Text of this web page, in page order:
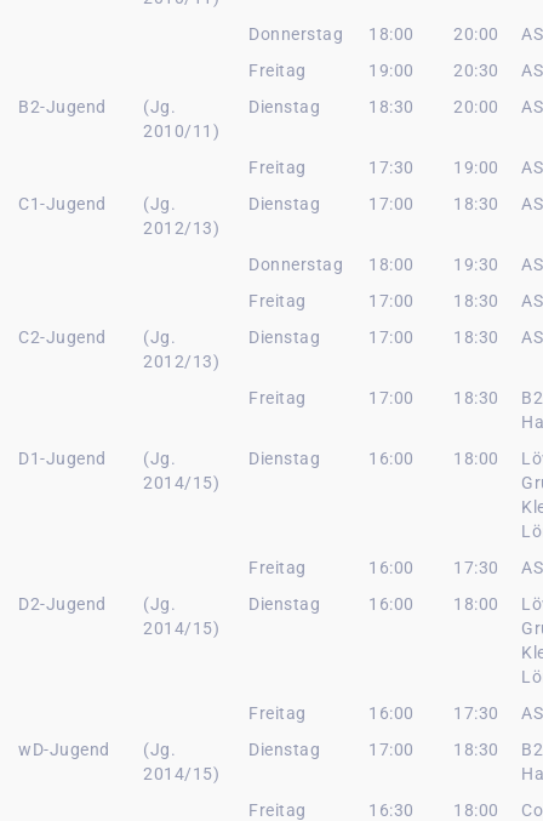
Donnerstag 18:00 20:00
Freitag
19:00 20:30
B2-Jugend
(Jg.
2010/11)
Dienstag 18:30 20:00
Freitag 17:30 19:00
C1-Jugend
(Jg.
2012/13)
Dienstag 17:00 18:30
Donnerstag 18:00 19:30
Freitag
17:00 18:30
C2-Jugend
(Jg.
2012/13)
Dienstag 17:00 18:30
Freitag 17:00 18:30
D1-Jugend
(Jg.
2014/15)
Dienstag 16:00 18:00
Freitag
16:00 17:30
D2-Jugend
(Jg.
2014/15)
Dienstag 16:00 18:00
Freitag
16:00 17:30
wD-Jugend
(Jg.
2014/15)
Dienstag 17:00 18:30
Freitag
16:30 18:00